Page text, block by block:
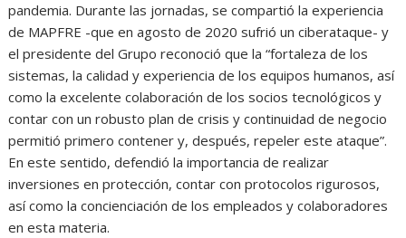
pandemia. Durante las jornadas, se compartió la experiencia
de MAPFRE -que en agosto de 2020 sufrió un ciberataque- y
el presidente del Grupo reconoció que la “fortaleza de los
sistemas, la calidad y experiencia de los equipos humanos, así
como la excelente colaboración de los socios tecnológicos y
contar con un robusto plan de crisis y continuidad de negocio
permitió primero contener y, después, repeler este ataque”.
En este sentido, defendió la importancia de realizar
inversiones en protección, contar con protocolos rigurosos,
así como la concienciación de los empleados y colaboradores
en esta materia.